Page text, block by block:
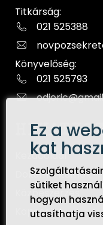
Ez a
kat
sütiket
hogyan
utasíthatja
Titkárság:
021 525388
Könyvelőség:
021 525793
Kezdőoldal
Dokumentumok
Közbeszerzés
Kapcsolat